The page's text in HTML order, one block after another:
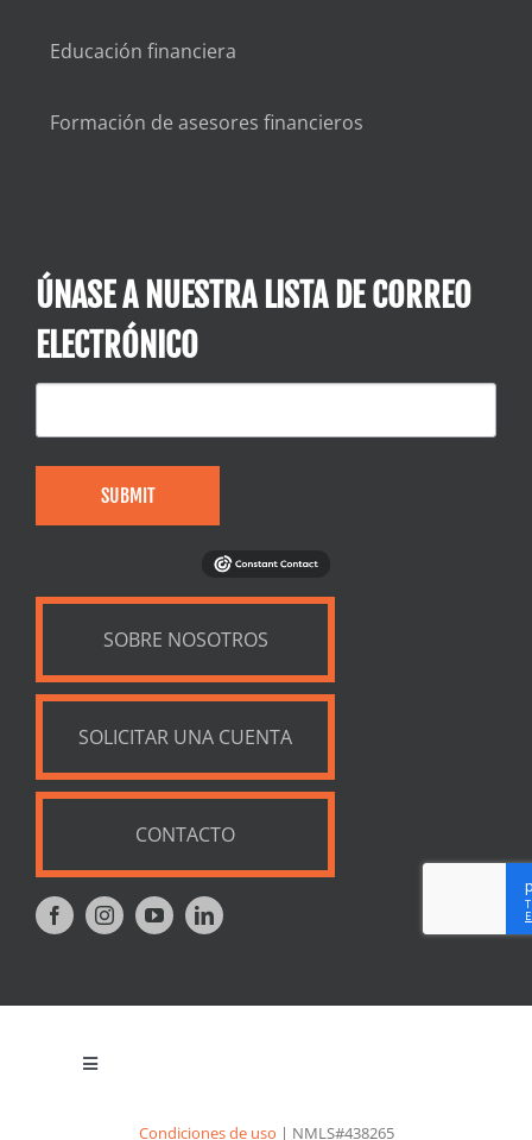
Educación financiera
Formación de asesores financieros
ÚNASE A NUESTRA LISTA DE CORREO
ELECTRÓNICO
SUBMIT
SOBRE NOSOTROS
SOLICITAR UNA CUENTA
CONTACTO
Toggle
Condiciones de uso | NMLS#438265